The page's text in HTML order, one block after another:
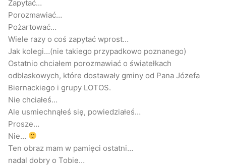
Zapytać…
Porozmawiać…
Pożartować…
Wiele razy o coś zapytać wprost…
Jak kolegi…(nie takiego przypadkowo poznanego)
Ostatnio chciałem porozmawiać o światełkach
odblaskowych, które dostawały gminy od Pana Józefa
Biernackiego i grupy LOTOS.
Nie chciałeś…
Ale usmiechnąłeś się, powiedziałeś…
Prosze…
Nie…
Ten obraz mam w pamięci ostatni…
nadal dobry o Tobie…